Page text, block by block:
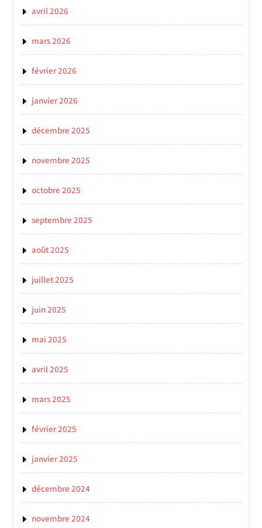
avril 2026
mars 2026
février 2026
janvier 2026
décembre 2025
novembre 2025
octobre 2025
septembre 2025
août 2025
juillet 2025
juin 2025
mai 2025
avril 2025
mars 2025
février 2025
janvier 2025
décembre 2024
novembre 2024